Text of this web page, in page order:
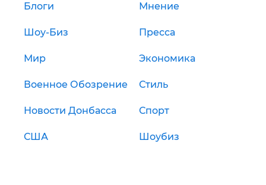
Блоги Мнение
Шоу-Биз Пресса
Мир Экономика
Военное Обозрение Стиль
Новости Донбасса Спорт
США Шоубиз